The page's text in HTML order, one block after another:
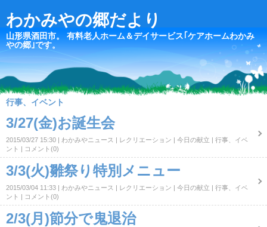
わかみやの郷だより
山形県酒田市。 有料老人ホーム＆デイサービス｢ケアホームわかみ
やの郷｣です。
行事、イベント
3/27(金)お誕生会
2015/03/27 15:30 わかみやニュース レクリエーション 今日の献立
行事、イベ
ント
コメント(0)
3/3(火)雛祭り特別メニュー
2015/03/04 11:33 わかみやニュース レクリエーション 今日の献立
行事、イベ
ント
コメント(0)
2/3(月)節分で鬼退治